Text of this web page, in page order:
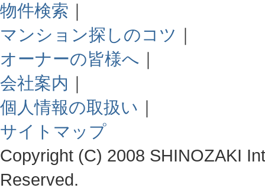
物件検索 ｜
マンション探しのコツ ｜
オーナーの皆様へ ｜
会社案内 ｜
個人情報の取扱い ｜
サイトマップ
Copyright (C) 2008 SHINOZAKI
Reserved.